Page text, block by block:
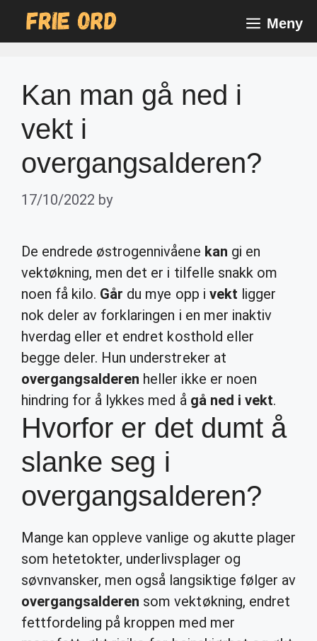
Meny
Kan man gå ned i
vekt i
overgangsalderen?
17/10/2022 by
De endrede østrogennivåene kan gi en
vektøkning, men det er i tilfelle snakk om
noen få kilo. Går du mye opp i vekt ligger
nok deler av forklaringen i en mer inaktiv
hverdag eller et endret kosthold eller
begge deler. Hun understreker at
overgangsalderen heller ikke er noen
hindring for å lykkes med å gå ned i vekt.
Hvorfor er det dumt å
slanke seg i
overgangsalderen?
Mange kan oppleve vanlige og akutte plager
som hetetokter, underlivsplager og
søvnvansker, men også langsiktige følger av
overgangsalderen som vektøkning, endret
fettfordeling på kroppen med mer